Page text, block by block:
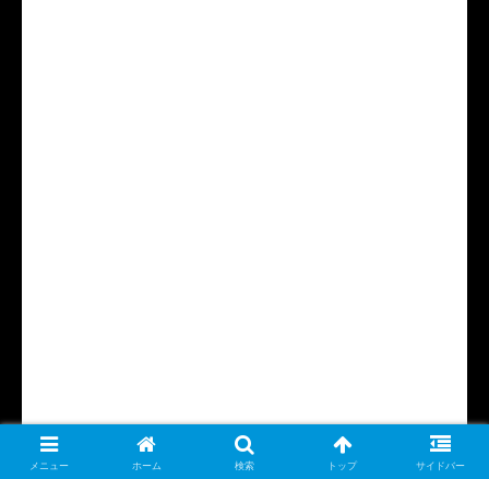
メニュー ホーム 検索 トップ サイドバー